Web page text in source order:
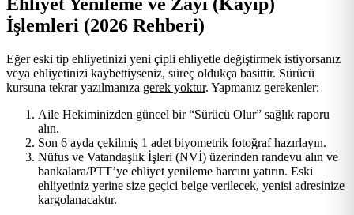
İşlemleri (2026 Rehberi)
Eğer eski tip ehliyetinizi yeni çipli ehliyetle değiştirmek istiyorsanız
veya ehliyetinizi kaybettiyseniz, süreç oldukça basittir. Sürücü
kursuna tekrar yazılmanıza gerek yoktur. Yapmanız gerekenler:
Aile Hekiminizden güncel bir “Sürücü Olur” sağlık raporu
alın.
Son 6 ayda çekilmiş 1 adet biyometrik fotoğraf hazırlayın.
Nüfus ve Vatandaşlık İşleri (NVİ) üzerinden randevu alın ve
bankalara/PTT’ye ehliyet yenileme harcını yatırın. Eski
ehliyetiniz yerine size geçici belge verilecek, yenisi adresinize
kargolanacaktır.